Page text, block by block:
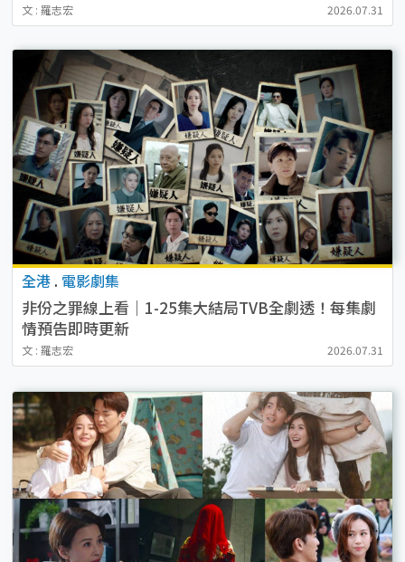
文 : 羅志宏 2026.07.31
全港 . 電影劇集
非份之罪線上看｜1-25集大結局TVB全劇透！每集劇
情預告即時更新
文 : 羅志宏 2026.07.31